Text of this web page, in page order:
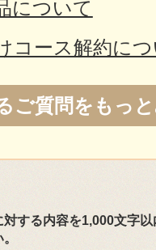
について
コース解約に
ご質問をもっ
する内容を1,000文字